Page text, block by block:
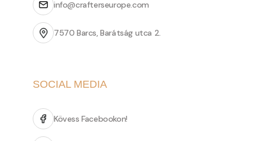
info@crafterseurope.com
7570 Barcs, Barátság utca 2.
SOCIAL MEDIA
Kövess Facebookon!